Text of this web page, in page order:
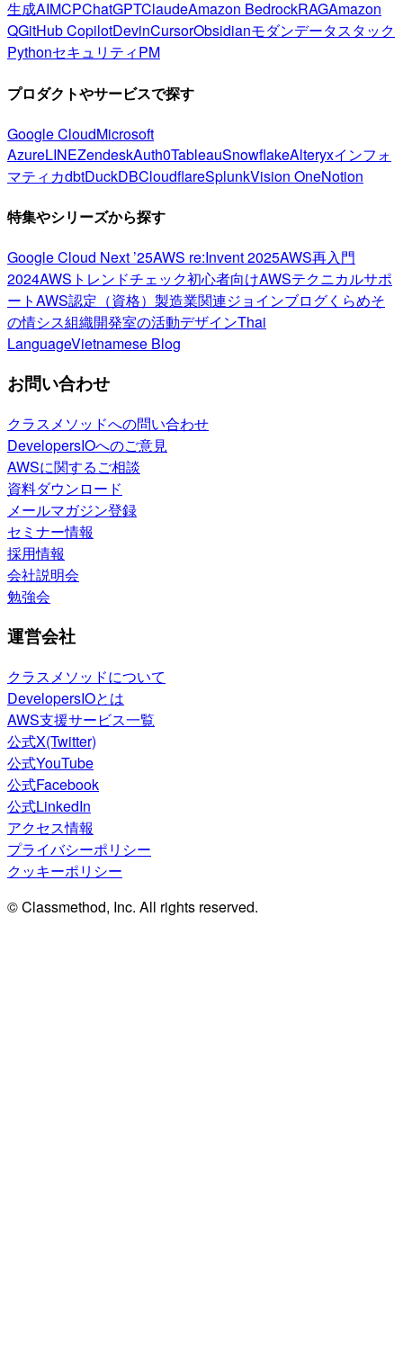
生成AIMCPChatGPTClaudeAmazon BedrockRAGAmazon
QGitHub CopilotDevinCursorObsidianモダンデータスタック
PythonセキュリティPM
プロダクトやサービスで探す
Google CloudMicrosoft
AzureLINEZendeskAuth0TableauSnowflakeAlteryxインフォ
マティカdbtDuckDBCloudflareSplunkVision OneNotion
特集やシリーズから探す
Google Cloud Next ’25AWS re:Invent 2025AWS再入門
2024AWSトレンドチェック初心者向けAWSテクニカルサポ
ートAWS認定（資格） 製造業関連ジョインブログくらめそ
の情シス組織開発室の活動デザインThai
LanguageVietnamese Blog
お問い合わせ
クラスメソッドへの問い合わせ
DevelopersIOへのご意見
AWSに関するご相談
資料ダウンロード
メールマガジン登録
セミナー情報
採用情報
会社説明会
勉強会
運営会社
クラスメソッドについて
DevelopersIOとは
AWS支援サービス一覧
公式X(Twitter)
公式YouTube
公式Facebook
公式LinkedIn
アクセス情報
プライバシーポリシー
クッキーポリシー
© Classmethod, Inc. All rights reserved.